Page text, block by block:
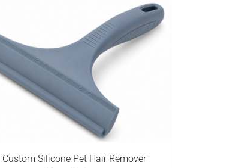
Custom Silicone Pet Hair Remover